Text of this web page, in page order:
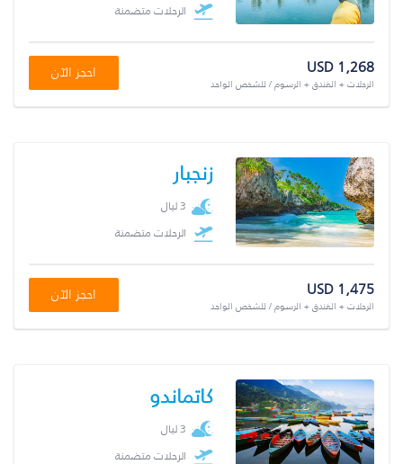
الرحلات متضمنة
USD 1,268
الرحلات + الفندق + الرسوم / للشخص الواحد
احجز الآن
زنجبار
3 ليال
الرحلات متضمنة
USD 1,475
الرحلات + الفندق + الرسوم / للشخص الواحد
احجز الآن
كاتماندو
3 ليال
الرحلات متضمنة